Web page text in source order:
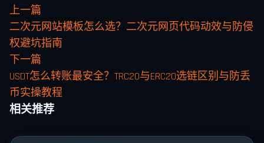
上一篇
二次元网站模板怎么选？二次元网页代码动效与防侵
权避坑指南
下一篇
USDT怎么转账最安全？TRC20与ERC20选链区别与防丢
币实操教程
相关推荐